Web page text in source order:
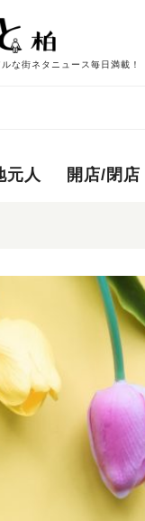
な街ネタニュース毎日満載！
元人 開店/閉店